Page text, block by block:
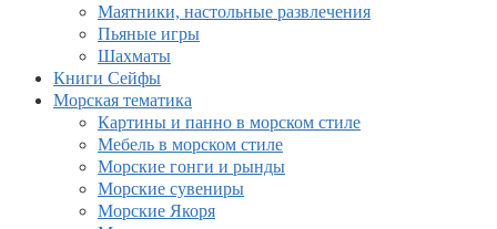
Маятники, настольные развлечения
Пьяные игры
Шахматы
Книги Сейфы
Морская тематика
Картины и панно в морском стиле
Мебель в морском стиле
Морские гонги и рынды
Морские сувениры
Морские Якоря